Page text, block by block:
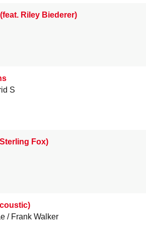
Riley Biederer)
S
Fox)
Frank Walker